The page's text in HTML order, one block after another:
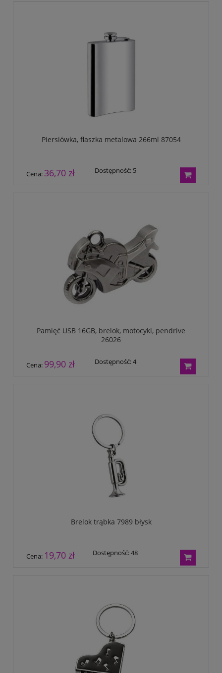
Piersiówka, flaszka metalowa 266ml 87054
Cena: 36,70 zł Dostępność: 5
Pamięć USB 16GB, brelok, motocykl, pendrive
26026
Cena: 99,90 zł Dostępność:4
Brelok trąbka 7989 błysk
Cena: 19,70 zł Dostępność:48